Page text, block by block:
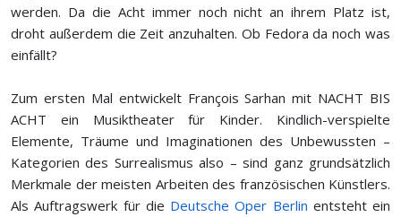
werden. Da die Acht immer noch nicht an ihrem Platz ist,
droht außerdem die Zeit anzuhalten. Ob Fedora da noch was
einfällt?
Zum ersten Mal entwickelt François Sarhan mit NACHT BIS
ACHT ein Musiktheater für Kinder. Kindlich-verspielte
Elemente, Träume und Imaginationen des Unbewussten –
Kategorien des Surrealismus also – sind ganz grundsätzlich
Merkmale der meisten Arbeiten des französischen Künstlers.
Als Auftragswerk für die Deutsche Oper Berlin entsteht ein